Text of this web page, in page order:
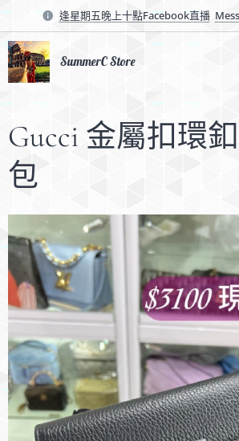
逢星期五晚上十點Facebook直播
SummerC Store
Gucci 金屬扣環
包